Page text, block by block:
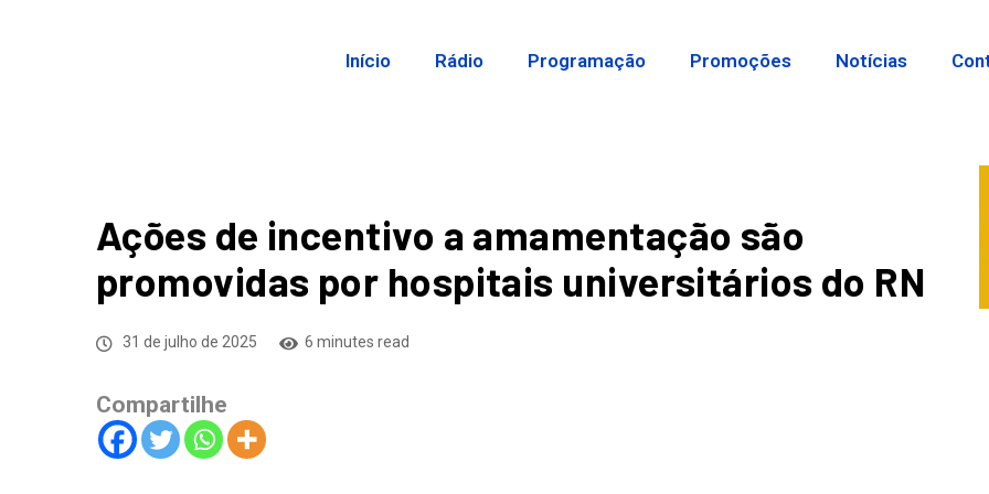
Início Rádio Programação Promoções Notícias
Ações de incentivo a amamentação são
promovidas por hospitais universitários do RN
31 de julho de 2025 6 minutes read
Compartilhe